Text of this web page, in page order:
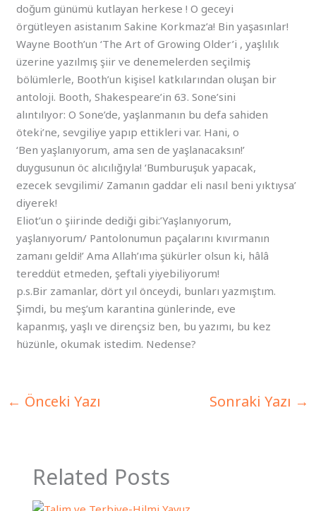
doğum günümü kutlayan herkese ! O geceyi
örgütleyen asistanım Sakine Korkmaz’a! Bin yaşasınlar!
Wayne Booth’un ‘The Art of Growing Older’i , yaşlılık
üzerine yazılmış şiir ve denemelerden seçilmiş
bölümlerle, Booth’un kişisel katkılarından oluşan bir
antoloji. Booth, Shakespeare’in 63. Sone’sini
alıntılıyor: O Sone’de, yaşlanmanın bu defa sahiden
öteki’ne, sevgiliye yapıp ettikleri var. Hani, o
‘Ben yaşlanıyorum, ama sen de yaşlanacaksın!’
duygusunun öc alıcılığıyla! ‘Bumburuşuk yapacak,
ezecek sevgilimi/ Zamanın gaddar eli nasıl beni yıktıysa’
diyerek!
Eliot’un o şiirinde dediği gibi:’Yaşlanıyorum,
yaşlanıyorum/ Pantolonumun paçalarını kıvırmanın
zamanı geldi!’ Ama Allah’ıma şükürler olsun ki, hâlâ
tereddüt etmeden, şeftali yiyebiliyorum!
p.s.Bir zamanlar, dört yıl önceydi, bunları yazmıştım.
Şimdi, bu meş’um karantina günlerinde, eve
kapanmış, yaşlı ve dirençsiz ben, bu yazımı, bu kez
hüzünle, okumak istedim. Nedense?
← Önceki Yazı Sonraki Yazı →
Related Posts